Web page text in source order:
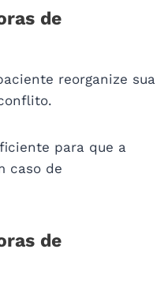
de
reorganize sua
para que a
caso de
de